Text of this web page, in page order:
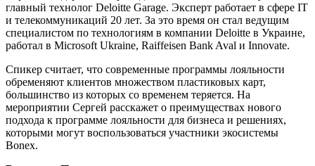
главный технолог Deloitte Garage. Эксперт работает в сфере IT
и телекоммуникаций 20 лет. За это время он стал ведущим
специалистом по технологиям в компании Deloitte в Украине,
работал в Microsoft Ukraine, Raiffeisen Bank Aval и Innovate.
Спикер считает, что современные программы лояльности
обременяют клиентов множеством пластиковых карт,
большинство из которых со временем теряется. На
мероприятии Сергей расскажет о преимуществах нового
подхода к программе лояльности для бизнеса и решениях,
которыми могут воспользоваться участники экосистемы
Bonex.